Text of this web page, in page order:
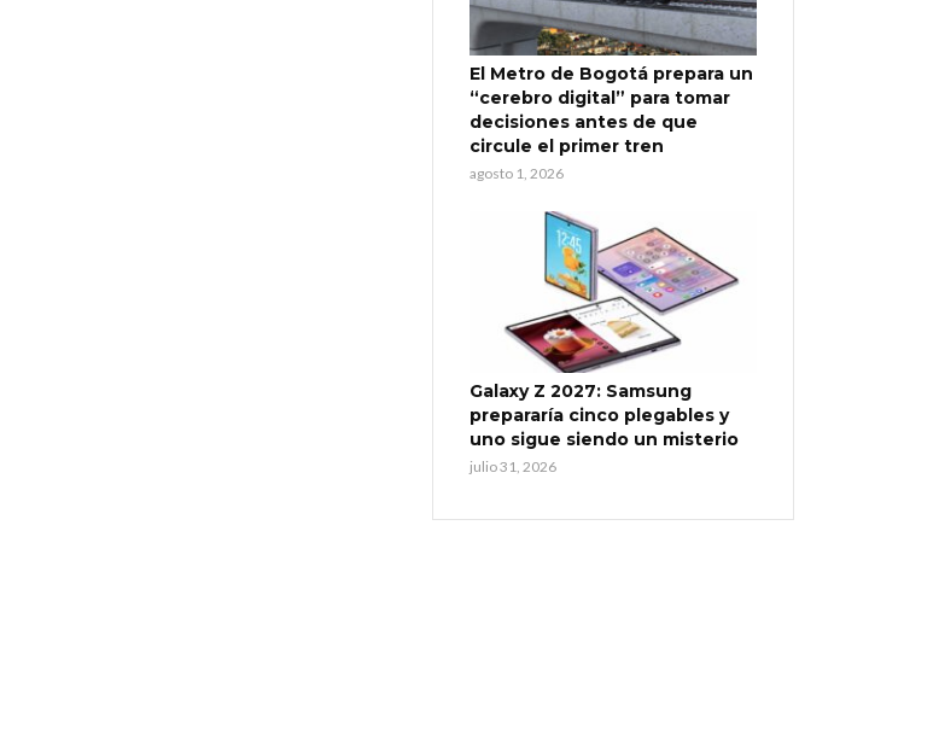
El Metro de Bogotá prepara un
“cerebro digital” para tomar
decisiones antes de que
circule el primer tren
agosto 1, 2026
Galaxy Z 2027: Samsung
prepararía cinco plegables y
uno sigue siendo un misterio
julio 31, 2026